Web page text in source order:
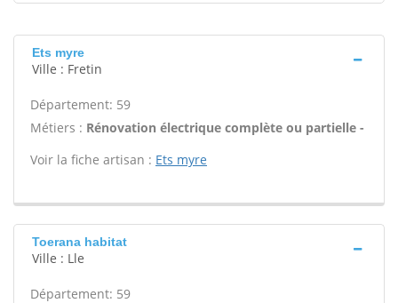
Ets myre
Ville : Fretin
Département: 59
Métiers : Rénovation électrique complète ou partielle -
Voir la fiche artisan : Ets myre
Toerana habitat
Ville : Lle
Département: 59